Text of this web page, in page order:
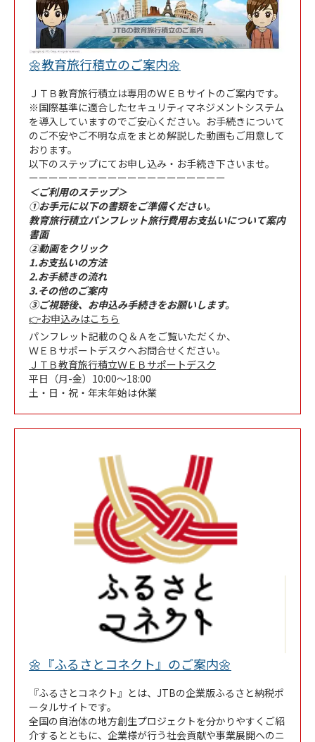
🌼教育旅行積立のご案内🌼
ＪＴＢ教育旅行積立は専用のＷＥＢサイトのご案内です。
※国際基準に適合したセキュリティマネジメントシステム
を導入していますのでご安心ください。お手続きについて
のご不安やご不明な点をまとめ解説した動画もご用意して
おります。
以下のステップにてお申し込み・お手続き下さいませ。
ーーーーーーーーーーーーーーーーーーーー
＜ご利用のステップ＞
①お手元に以下の書類をご準備ください。
教育旅行積立パンフレット旅行費用お支払いについて案内
書面
②動画をクリック
1.お支払いの方法
2.お手続きの流れ
3.その他のご案内
③ご視聴後、お申込み手続きをお願いします。
👉お申込みはこちら
パンフレット記載のＱ＆Ａをご覧いただくか、
ＷＥＢサポートデスクへお問合せください。
ＪＴＢ教育旅行積立ＷＥＢサポートデスク
平日（月-金）10:00～18:00
土・日・祝・年末年始は休業
🌼『ふるさとコネクト』のご案内🌼
『ふるさとコネクト』とは、JTBの企業版ふるさと納税ポ
ータルサイトです。
全国の自治体の地方創生プロジェクトを分かりやすくご紹
介するとともに、企業様が行う社会貢献や事業展開へのニ